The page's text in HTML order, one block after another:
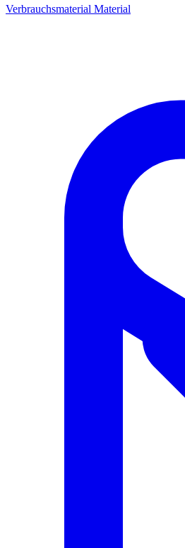
Verbrauchsmaterial Material